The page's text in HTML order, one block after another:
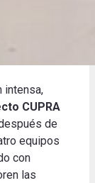
intensa,
CUPRA
de
equipos
con
las